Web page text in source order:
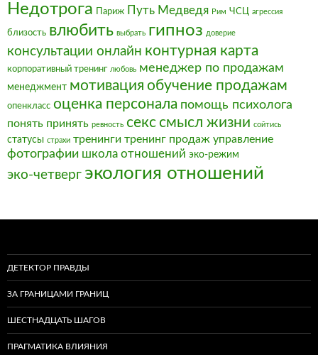
Недотрога Париж Путь Медведя Рим ЧСЦ агрессия
близость влюбить выбрать гипноз доверие
консультации онлайн контурная карта
корпоративный тренинг любовь менеджер по продажам
менеджмент мотивация обучение продажам
опенкласс оценка персонала помощь психолога
понять принять ревность секссмысл жизни сойтись
статусы страхи тренинги тренинг продаж управление
фотографии школа отношений эко-режим
эко-четверг экология отношений
ДЕТЕКТОР ПРАВДЫ
ЗА ГРАНИЦАМИ ГРАНИЦ
ШЕСТНАДЦАТЬ ШАГОВ
ПРАГМАТИКА ВЛИЯНИЯ